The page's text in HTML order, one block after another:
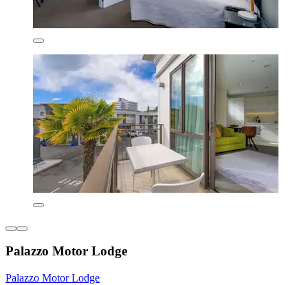
Palazzo Motor Lodge
Palazzo Motor Lodge